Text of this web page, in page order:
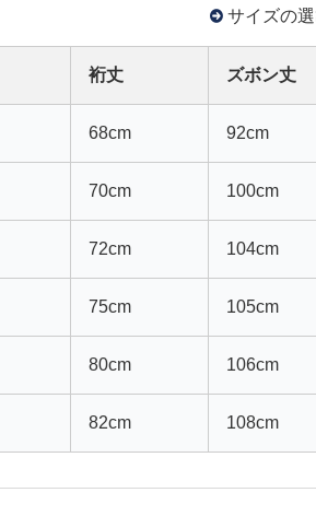
サイズの
裄丈 ズボン丈
68cm 92cm
70cm 100cm
72cm 104cm
75cm 105cm
80cm 106cm
82cm 108cm